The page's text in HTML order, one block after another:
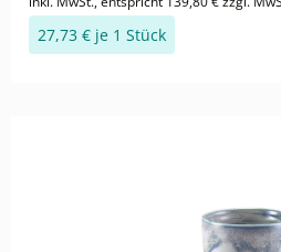
27,73 € je 1 Stück